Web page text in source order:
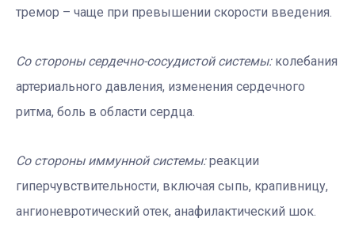
тремор – чаще при превышении скорости введения.
Со стороны сердечно-сосудистой системы:колебания
артериального давления, изменения сердечного
ритма, боль в области сердца.
Со стороны иммунной системы:реакции
гиперчувствительности, включая сыпь, крапивницу,
ангионевротический отек, анафилактический шок.